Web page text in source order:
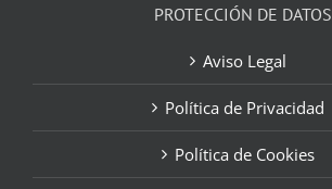
PROTECCIÓN DE DATOS
Aviso Legal
Política de Privacidad
Política de Cookies